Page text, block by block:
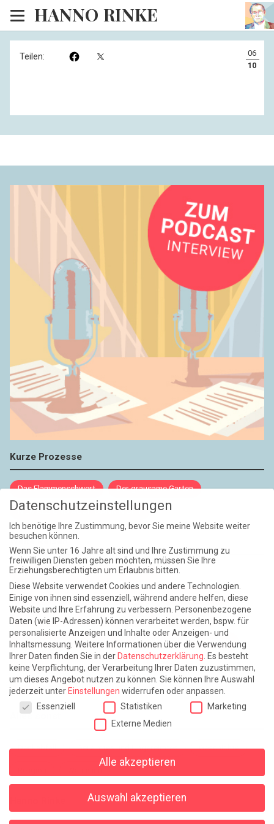
HANNO RINKE
Heim
EISINSEL
Blog
Hörsaal
Teilen:
06
10
Kurze Prozesse
Das Flammenschwert Der grausame Garten
NIEMALS UND AUCH DANN NICHT
Weite Reisen
Atlantische Turbulenzen DIE ELF
Die Zeit der Ringelblumen ist vorbei Europa im Kopf
Fast am Ziel Frühling in Florenz In der Blase
Leben lernen / Ein Versuch Trinken. Träumen. Trösten.
Triple-Edinburgher mit Ketchup WACHS!
Winterreise (mit Sommern)
Alles sonst
Denkabfall Gereimtes und Ungereimtes Geschichte
Datenschutzeinstellungen
Ich benötige Ihre Zustimmung, bevor Sie meine Website weiter
besuchen können.
Wenn Sie unter 16 Jahre alt sind und Ihre Zustimmung zu
freiwilligen Diensten geben möchten, müssen Sie Ihre
Erziehungsberechtigten um Erlaubnis bitten.
Diese Website verwendet Cookies und andere Technologien.
Einige von ihnen sind essenziell, während andere helfen, diese
Website und Ihre Erfahrung zu verbessern. Personenbezogene
Daten (wie IP-Adressen) können verarbeitet werden, bspw. für
personalisierte Anzeigen und Inhalte oder Anzeigen- und
Inhaltsmessung. Weitere Informationen über die Verwendung
Ihrer Daten finden Sie in der Datenschutzerklärung Es besteht
keine Verpflichtung, der Verarbeitung Ihrer Daten zuzustimmen,
um dieses Angebot nutzen zu können. Sie können Ihre Auswahl
jederzeit unter Einstellungen widerrufen oder anpassen.
Datenschutzeinstellungen
Essenziell Statistiken
Marketing
Externe Medien
Alle akzeptieren
Auswahl akzeptieren